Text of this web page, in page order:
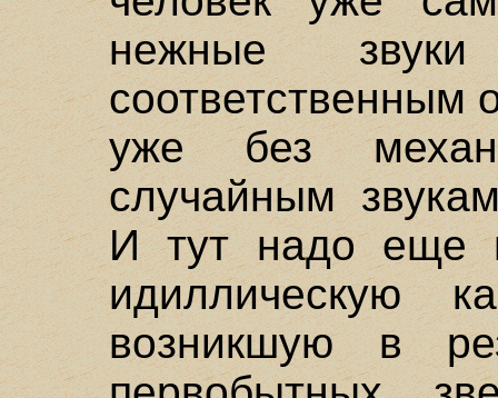
нежные
соответственным
уже без
случайным
И тут надо еще
идиллическую
возникшую в